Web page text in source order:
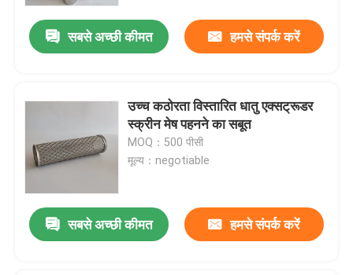
सबसे अच्छी कीमत हमसे संपर्क करें
उच्च कठोरता विस्तारित धातु एक्सट्रूडर
स्क्रीन मेष पहनने का सबूत
MOQ：500 पीसी
मूल्य：negotiable
सबसे अच्छी कीमत हमसे संपर्क करें